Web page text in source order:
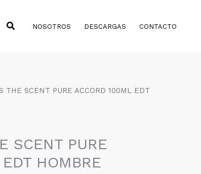
BuscarNOSOTROS DESCARGAS CONTACTO
THE SCENT PURE ACCORD 100ML EDT
SCENT PURE
HOMBRE